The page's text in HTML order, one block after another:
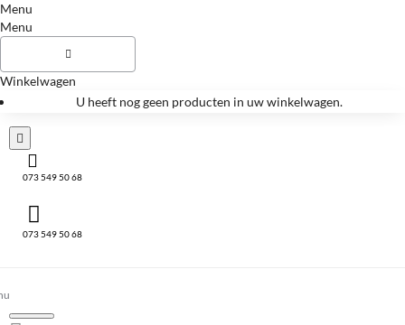
Menu
Menu
Winkelwagen
U heeft nog geen producten in uw winkelwagen.
073 549 50 68
073 549 50 68